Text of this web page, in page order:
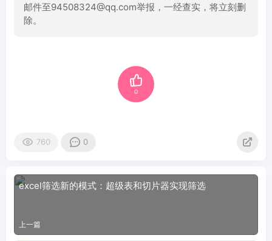
邮件至94508324@qq.com举报，一经查实，将立刻删
除。
0
760 0
excel筛选新的模式：超级表和切片器实现筛选
上一篇